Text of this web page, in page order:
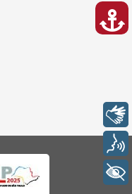
+ Acessibilidade